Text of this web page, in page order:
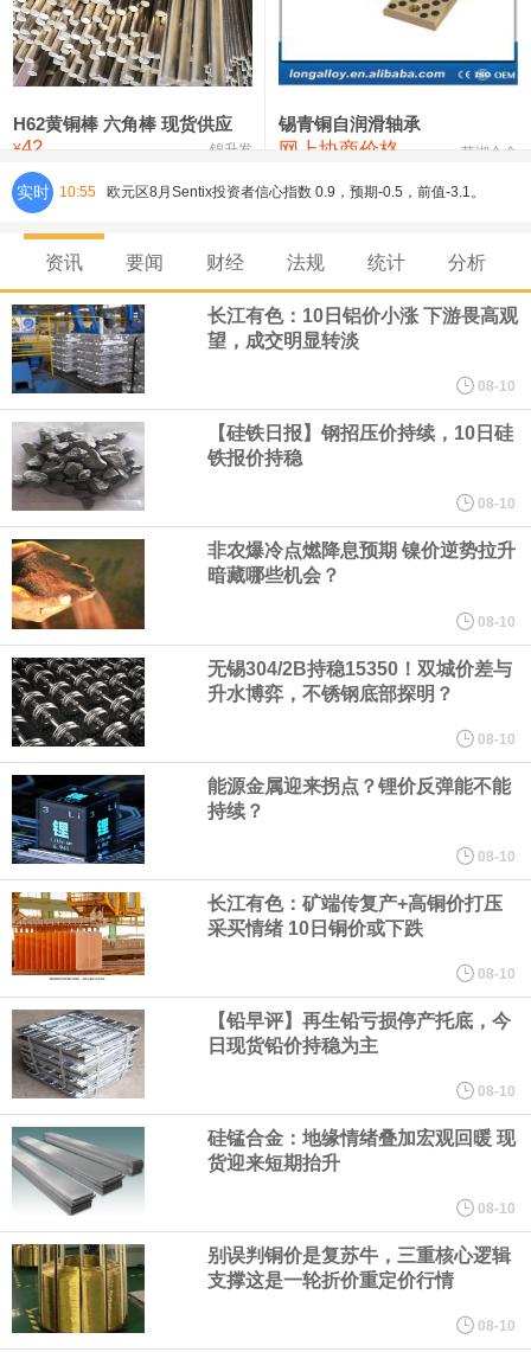
铸造铝合金锭(ZL102) 24,300—24,500 24,400
压铸锌合金锭 26,100—26,300
氯化镍 38,300—40,300 39,300 0
H62黄铜棒 六角棒 现货供应
¥42 锦升发
锡青铜自润滑轴承
网上协商价格 芜湖合金
实时 10:55 欧元区8月Sentix投资者信心指数 0.9，预期-0.5，前值-3.1。
8月10日，人民币对美元即期汇率盘中最高升至6.7439，创下2023
年2月6日以来的3年多新高。工银亚洲在展望下半年人民币走势时认
为，人民币汇率大概率延续波动、缓步走升态势，主要影响因素包
括：一是下半年预计出口延续韧性增长，关注地缘风险及关税政策
对出口产品和地区结构、量价关系分化等影响；二是国际资金增配
人民币资产，资金净流入支持人民币中枢走强；三是美元对人民币
中间价相机调整。
《天津市智能机器人产业创新发展行动方案（2026—2028年）印发
2028年全市智能机器人产业核心产值突破200亿元
国家发展改革委、国家能源局印发《煤炭工业发展“十五五”规划》。
其中指出，统筹资源开发条件、市场需求、运输通道、环境约束等
因素，有序推进煤炭资源开发。西部资源富集地区强化开发整体规
划，完善上下游开发利用体系，提升跨区域协同保障能力。持续推
进山西、蒙西、蒙东、陕北、新疆煤炭供应保障基地建设，高标准
规划建设一批大型现代化煤矿，提升规模化集约化开发水平，2030
年，五大煤炭供应保障基地产量占全国比重超80%。东中部地区统
筹本地区用能需求，合理控制开发节奏，根据资源条件加强评估论
证，适度建设接续煤矿。
国家发展改革委、国家能源局印发《煤炭工业发展“十五五”规划》。
资讯 要闻 财经 法规 统计 分析
长江有色：10日铝价小涨 下游畏高观
望，成交明显转淡
08-10
【硅铁日报】钢招压价持续，10日硅
铁报价持稳
08-10
非农爆冷点燃降息预期 镍价逆势拉升
暗藏哪些机会？
08-10
无锡304/2B持稳15350！双城价差与
升水博弈，不锈钢底部探明？
08-10
能源金属迎来拐点？锂价反弹能不能
持续？
08-10
长江有色：矿端传复产+高铜价打压
采买情绪 10日铜价或下跌
08-10
【铅早评】再生铅亏损停产托底，今
日现货铅价持稳为主
08-10
硅锰合金：地缘情绪叠加宏观回暖 现
货迎来短期抬升
08-10
别误判铜价是复苏牛，三重核心逻辑
支撑这是一轮折价重定价行情
08-10